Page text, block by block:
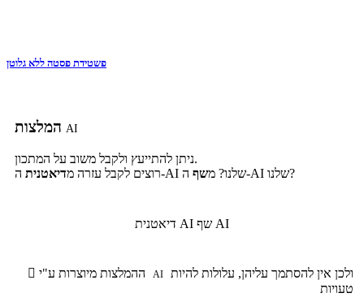
פשטידת פסטה ללא גלוטן
AI
ניתן להתייעץ ולקבל משוב על המתכון.
רוצים לקבל עזרה מדיאטנית ה-AI שלנו? משף ה-AI שלנו?
דיאטנית AI שף AI
 AI
טעויות